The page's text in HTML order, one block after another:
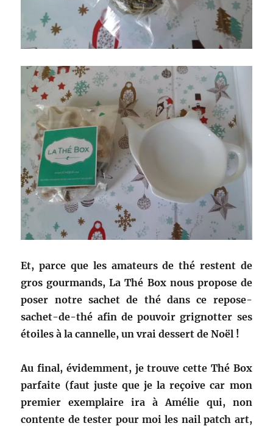
Et, parce que les amateurs de thé restent de
gros gourmands, La Thé Box nous propose de
poser notre sachet de thé dans ce repose-
sachet-de-thé afin de pouvoir grignotter ses
étoiles à la cannelle, un vrai dessert de Noël !
Au final, évidemment, je trouve cette Thé Box
parfaite (faut juste que je la reçoive car mon
premier exemplaire ira à Amélie qui, non
contente de tester pour moi les nail patch art,